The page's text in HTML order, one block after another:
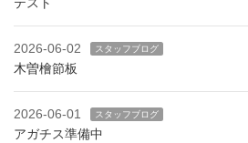
テスト
2026-06-02 スタッフブログ
木曽檜節板
2026-06-01 スタッフブログ
アガチス準備中